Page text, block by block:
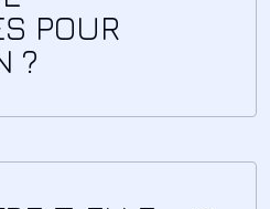
POUR
?